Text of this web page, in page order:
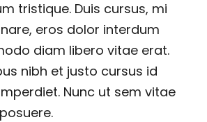
tristique. Duis cursus, mi
eros dolor interdum
diam libero vitae erat.
nibh et justo cursus id
Nunc ut sem vitae